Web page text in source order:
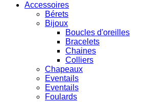
Accessoires
Bérets
Bijoux
Boucles d'oreilles
Bracelets
Chaines
Colliers
Chapeaux
Eventails
Eventails
Foulards